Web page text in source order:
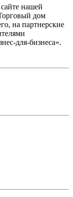
нашей
дом
на партнерские
для-бизнеса».